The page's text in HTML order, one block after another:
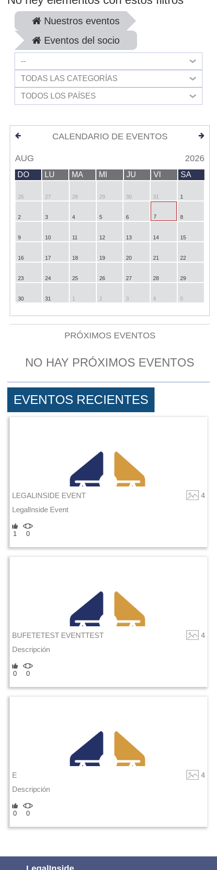
Nuestros eventos
Eventos del socio
--
TODAS LAS CATEGORÍAS
TODOS LOS PAÍSES
CALENDARIO DE EVENTOS
AUG 2026
DO LU MA MI JU VI SA
26 27 28 29 30 31 1
2 3 4 5 6 7 8
9 10 11 12 13 14 15
16 17 18 19 20 21 22
23 24 25 26 27 28 29
30 31 1 2 3 4 5
PRÓXIMOS EVENTOS
NO HAY PRÓXIMOS EVENTOS
EVENTOS RECIENTES
LEGALINSIDE EVENT
4
LegalInside Event
1 0
BUFETETEST EVENTTEST
4
Descripción
0 0
E
4
Descripción
0 0